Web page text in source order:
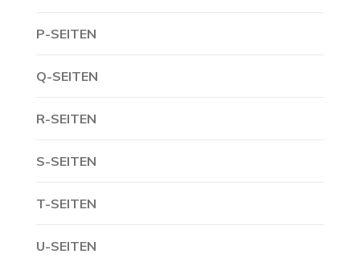
P-SEITEN
Q-SEITEN
R-SEITEN
S-SEITEN
T-SEITEN
U-SEITEN